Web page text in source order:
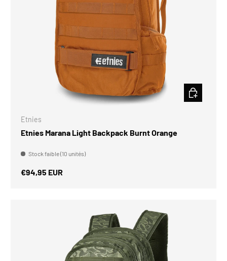
Etnies
Etnies Marana Light Backpack Burnt Orange
Stock faible (10 unités)
Prix habituel
€94,95 EUR
CHOISIR